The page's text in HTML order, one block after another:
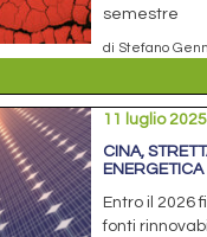
semestre
di Stefano
11 luglio 2025
CINA,
ENERGETICA
Entro il 2026
fonti